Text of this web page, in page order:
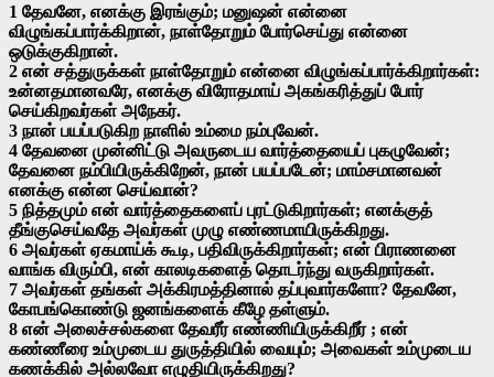
1 தேவனே, எனக்கு இரங்கும்; மனுஷன் என்னை
விழுங்கப்பார்க்கிறான், நாள்தோறும் போர்செய்து என்னை
ஒடுக்குகிறான்.
2 என் சத்துருக்கள் நாள்தோறும் என்னை விழுங்கப்பார்க்கிறார்கள்:
உன்னதமானவரே, எனக்கு விரோதமாய் அகங்கரித்துப் போர்
செய்கிறவர்கள் அநேகர்.
3 நான் பயப்படுகிற நாளில் உம்மை நம்புவேன்.
4 தேவனை முன்னிட்டு அவருடைய வார்த்தையைப் புகழுவேன்;
தேவனை நம்பியிருக்கிறேன், நான் பயப்படேன்; மாம்சமானவன்
எனக்கு என்ன செய்வான்?
5 நித்தமும் என் வார்த்தைகளைப் புரட்டுகிறார்கள்; எனக்குத்
தீங்குசெய்வதே அவர்கள் முழு எண்ணமாயிருக்கிறது.
6 அவர்கள் ஏகமாய்க் கூடி, பதிவிருக்கிறார்கள்; என் பிராணனை
வாங்க விரும்பி, என் காலடிகளைத் தொடர்ந்து வருகிறார்கள்.
7 அவர்கள் தங்கள் அக்கிரமத்தினால் தப்புவார்களோ? தேவனே,
கோபங்கொண்டு ஜனங்களைக் கீழே தள்ளும்.
8 என் அலைச்சல்களை தேவரீர் எண்ணியிருக்கிறீர் ; என்
கண்ணீரை உம்முடைய துருத்தியில் வையும்; அவைகள் உம்முடைய
கணக்கில் அல்லவோ எழுதியிருக்கிறது?